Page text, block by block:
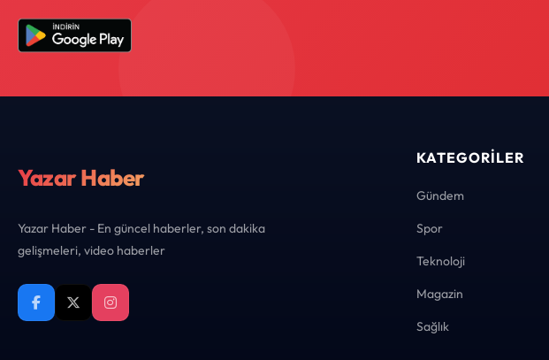
Yazar Haber
Yazar Haber - En güncel haberler, son dakika
gelişmeleri, video haberler
KATEGORILER
Gündem
Spor
Teknoloji
Magazin
Sağlık